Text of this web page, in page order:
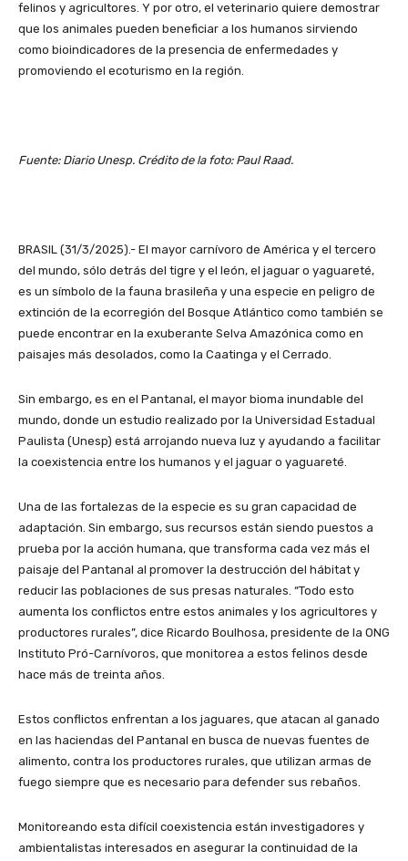
felinos y agricultores. Y por otro, el veterinario quiere demostrar
que los animales pueden beneficiar a los humanos sirviendo
como bioindicadores de la presencia de enfermedades y
promoviendo el ecoturismo en la región.
Fuente: Diario Unesp. Crédito de la foto: Paul Raad.
BRASIL (31/3/2025).- El mayor carnívoro de América y el tercero
del mundo, sólo detrás del tigre y el león, el jaguar o yaguareté,
es un símbolo de la fauna brasileña y una especie en peligro de
extinción de la ecorregión del Bosque Atlántico como también se
puede encontrar en la exuberante Selva Amazónica como en
paisajes más desolados, como la Caatinga y el Cerrado.
Sin embargo, es en el Pantanal, el mayor bioma inundable del
mundo, donde un estudio realizado por la Universidad Estadual
Paulista (Unesp) está arrojando nueva luz y ayudando a facilitar
la coexistencia entre los humanos y el jaguar o yaguareté.
Una de las fortalezas de la especie es su gran capacidad de
adaptación. Sin embargo, sus recursos están siendo puestos a
prueba por la acción humana, que transforma cada vez más el
paisaje del Pantanal al promover la destrucción del hábitat y
reducir las poblaciones de sus presas naturales. “Todo esto
aumenta los conflictos entre estos animales y los agricultores y
productores rurales”, dice Ricardo Boulhosa, presidente de la ONG
Instituto Pró-Carnívoros, que monitorea a estos felinos desde
hace más de treinta años.
Estos conflictos enfrentan a los jaguares, que atacan al ganado
en las haciendas del Pantanal en busca de nuevas fuentes de
alimento, contra los productores rurales, que utilizan armas de
fuego siempre que es necesario para defender sus rebaños.
Monitoreando esta difícil coexistencia están investigadores y
ambientalistas interesados ​​en asegurar la continuidad de la